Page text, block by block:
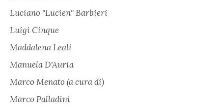
Luciano "Lucien" Barbieri
Luigi Cinque
Maddalena Leali
Manuela D'Auria
Marco Menato (a cura di)
Marco Palladini